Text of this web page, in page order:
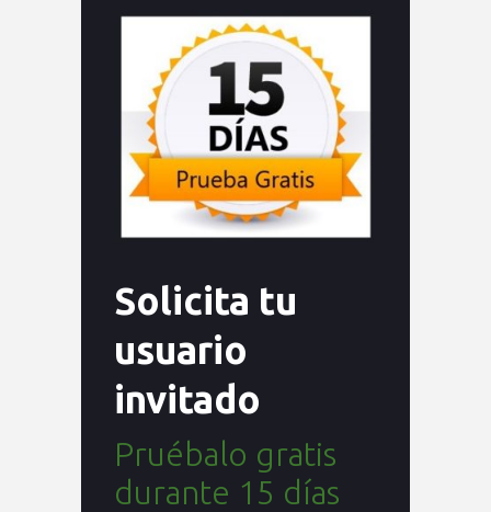
Solicita tu
usuario
invitado
Pruébalo gratis
durante 15 días